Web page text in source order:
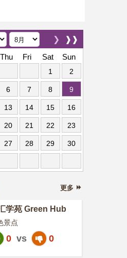
❱❱
❯
Thu Fri Sat Sun
1 2
6 7 8 9
13 14 15 16
20 21 22 23
27 28 29 30
更多
学苑 Green Hub
景点
0 vs 0